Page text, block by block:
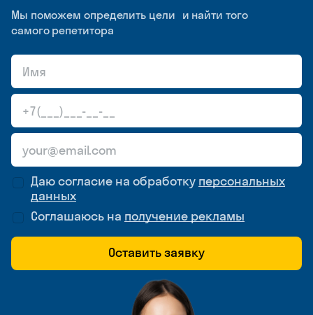
Мы поможем определить цели и найти того
самого репетитора
Даю согласие на обработку персональных
данных
Соглашаюсь на получение рекламы
Оставить заявку